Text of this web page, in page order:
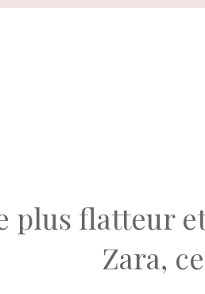
plus flatteur
Zara,